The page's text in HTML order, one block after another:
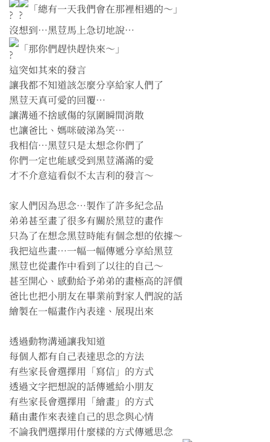
「總有一天我們會在那裡相遇的～」
沒想到⋯黑荳馬上急切地說⋯
「那你們趕快趕快來～」
這突如其來的發言
讓我都不知道該怎麼分享給家人們了
黑荳天真可愛的回覆⋯
讓溝通不捨感傷的氛圍瞬間消散
也讓爸比、媽咪破涕為笑⋯
我相信⋯黑荳只是太想念你們了
你們一定也能感受到黑荳滿滿的愛
才不介意這看似不太吉利的發言～
家人們因為思念⋯製作了許多紀念品
弟弟甚至畫了很多有關於黑荳的畫作
只為了在想念黑荳時能有個念想的依據～
我把這些畫⋯一幅一幅傳遞分享給黑荳
黑荳也從畫作中看到了以往的自己～
甚至開心、感動給予弟弟的畫極高的評價
爸比也把小朋友在畢業前對家人們說的話
繪製在一幅畫作內表達、展現出來
透過動物溝通讓我知道
每個人都有自己表達思念的方法
有些家長會選擇用「寫信」的方式
透過文字把想說的話傳遞給小朋友
有些家長會選擇用「繪畫」的方式
藉由畫作來表達自己的思念與心情
不論我們選擇用什麼樣的方式傳遞思念